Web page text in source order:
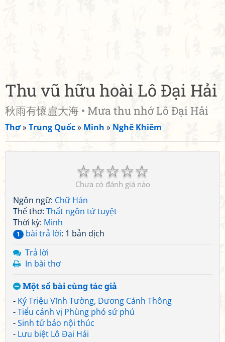
Thu vũ hữu hoài Lô Đại Hải
秋雨有懷盧大海 • Mưa thu nhớ Lô Đại Hải
Thơ»Trung Quốc» Minh » Nghê Khiêm
☆
☆
☆
☆
☆
Chưa có đánh giá nào
Ngôn ngữ: Chữ Hán
Thể thơ: Thất ngôn tứ tuyệt
Thời kỳ: Minh
1 bài trả lời: 1 bản dịch
Trả lời
In bài thơ
Một số bài cùng tác giả
- Ký Triệu Vĩnh Tường, Dương Cảnh Thông
-Tiểu cảnh vị Phùng phó sứ phú
-Sinh tử báo nội thúc
- Lưu biệt Lô Đại Hải